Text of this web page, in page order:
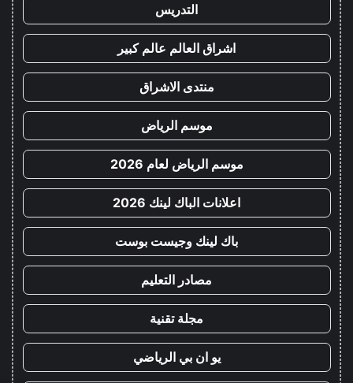
التدريس
اشراق العالم عالم كبير
منتدى الاشراق
موسم الرياض
موسم الرياض لعام 2026
اعلانات الباك لينك 2026
باك لينك وجيست بوست
مصادر التعليم
مجلة تقنية
يو ان بي الرياضي